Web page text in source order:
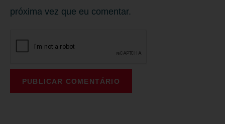
próxima vez que eu comentar.